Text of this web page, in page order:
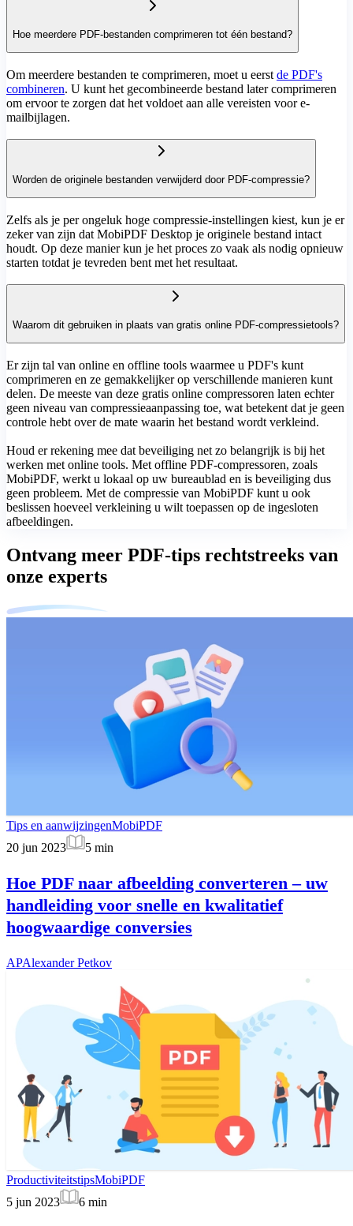
Hoe meerdere PDF-bestanden comprimeren tot één bestand?
Om meerdere bestanden te comprimeren, moet u eerst de PDF's
combineren. U kunt het gecombineerde bestand later comprimeren
om ervoor te zorgen dat het voldoet aan alle vereisten voor e-
mailbijlagen.
Worden de originele bestanden verwijderd door PDF-compressie?
Zelfs als je per ongeluk hoge compressie-instellingen kiest, kun je er
zeker van zijn dat MobiPDF Desktop je originele bestand intact
houdt. Op deze manier kun je het proces zo vaak als nodig opnieuw
starten totdat je tevreden bent met het resultaat.
Waarom dit gebruiken in plaats van gratis online PDF-compressietools?
Er zijn tal van online en offline tools waarmee u PDF's kunt
comprimeren en ze gemakkelijker op verschillende manieren kunt
delen. De meeste van deze gratis online compressoren laten echter
geen niveau van compressieaanpassing toe, wat betekent dat je geen
controle hebt over de mate waarin het bestand wordt verkleind.
Houd er rekening mee dat beveiliging net zo belangrijk is bij het
werken met online tools. Met offline PDF-compressoren, zoals
MobiPDF, werkt u lokaal op uw bureaublad en is beveiliging dus
geen probleem. Met de compressie van MobiPDF kunt u ook
beslissen hoeveel verkleining u wilt toepassen op de ingesloten
afbeeldingen.
Ontvang meer PDF-tips rechtstreeks van
onze experts
Tips en aanwijzingenMobiPDF
20 jun 2023
5 min
Hoe PDF naar afbeelding converteren – uw
handleiding voor snelle en kwalitatief
hoogwaardige conversies
APAlexander Petkov
ProductiviteitstipsMobiPDF
5 jun 2023
6 min